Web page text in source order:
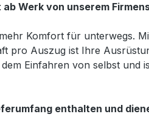
Werk von unserem
Komfort für unterwegs.
pro Auszug ist Ihre
Einfahren von selbst und
enthalten und